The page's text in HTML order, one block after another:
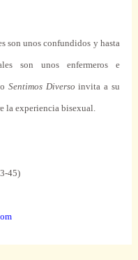
son unos confundidos y hasta
son unos enfermeros e
Sentimos Diverso invita a su
la experiencia bisexual.
45)